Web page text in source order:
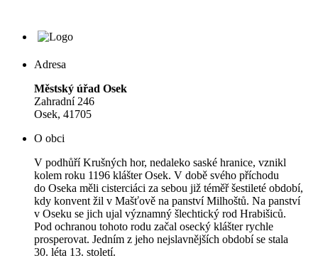
Adresa
Městský úřad Osek
Zahradní 246
Osek, 41705
O obci
V podhůří Krušných hor, nedaleko saské hranice, vznikl
kolem roku 1196 klášter Osek. V době svého příchodu
do Oseka měli cisterciáci za sebou již téměř šestileté období,
kdy konvent žil v Mašťově na panství Milhoštů. Na panství
v Oseku se jich ujal významný šlechtický rod Hrabišiců.
Pod ochranou tohoto rodu začal osecký klášter rychle
prosperovat. Jedním z jeho nejslavnějších období se stala
30. léta 13. století.